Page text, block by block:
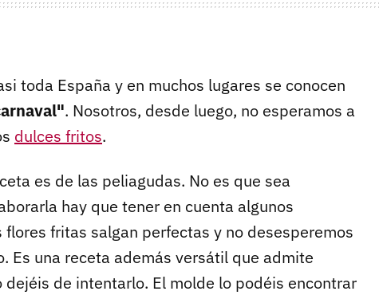
toda España y en muchos lugares se conocen
. Nosotros, desde luego, no esperamos a
dulces fritos.
es de las peliagudas. No es que sea
hay que tener en cuenta algunos
flores fritas salgan perfectas y no desesperemos
Es una receta además versátil que admite
de intentarlo. El molde lo podéis encontrar